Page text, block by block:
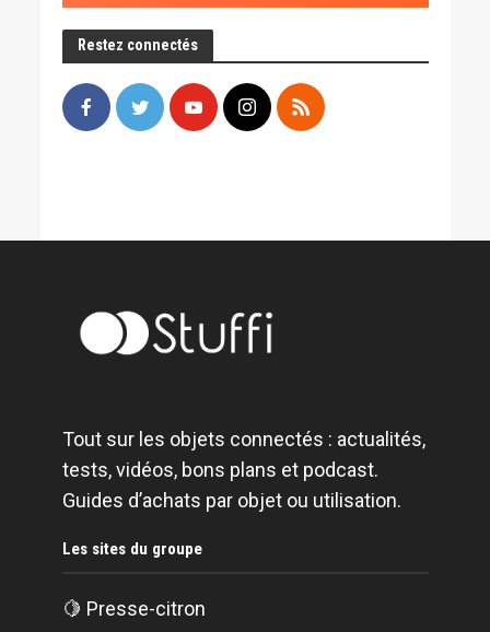
Restez connectés
Tout sur les objets connectés : actualités,
tests, vidéos, bons plans et podcast.
Guides d’achats par objet ou utilisation.
Les sites du groupe
🍋 Presse-citron